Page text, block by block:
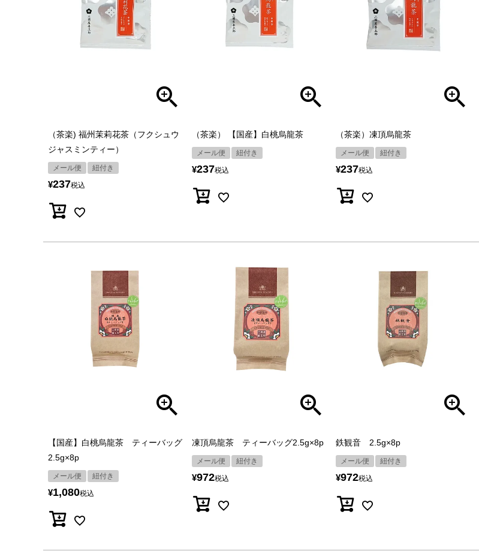
（茶楽) 福州茉莉花茶（フクシュウ
ジャスミンティー）
メール便 紐付き
¥237税込
（茶楽） 【国産】白桃烏龍茶
メール便 紐付き
¥237税込
（茶楽）凍頂烏龍茶
メール便 紐付き
¥237税込
【国産】白桃烏龍茶 ティーバッグ
2.5g×8p
メール便 紐付き
¥1,080税込
凍頂烏龍茶 ティーバッグ2.5g×8p
メール便 紐付き
¥972税込
鉄観音 2.5g×8p
メール便 紐付き
¥972税込